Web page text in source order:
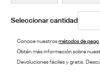
Conoce nuestrosmétodos de pago
Obtén más información sobre
Devoluciones fáciles y gratis.